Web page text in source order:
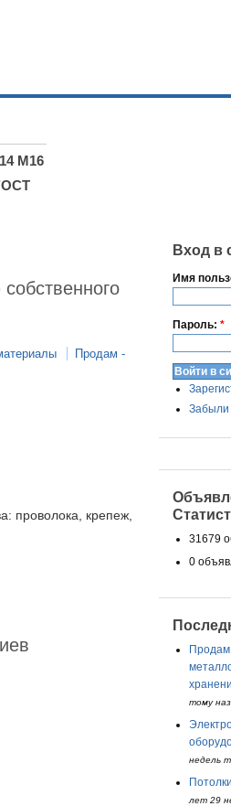
М16
Продам -
проволока, крепеж,
Вход в
Имя
Пароль: *
Забыли
31679
0
Продам
тому
недель
лет 29